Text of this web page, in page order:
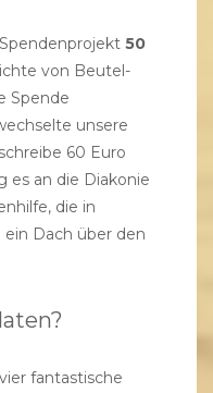
50
von Beutel-
Spende
unsere
60 Euro
es an die Diakonie
die in
Dach über den
fantastische